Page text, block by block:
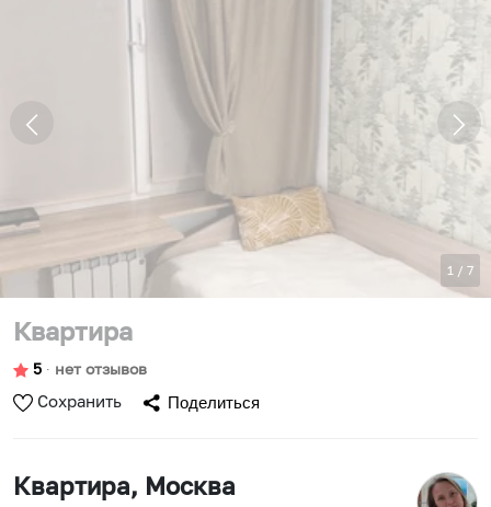
1 / 7
Квартира
5 ∙ нет отзывов
Сохранить Поделиться
Квартира, Москва